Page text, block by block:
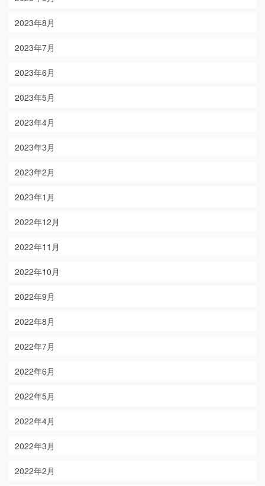
2023年8月
2023年7月
2023年6月
2023年5月
2023年4月
2023年3月
2023年2月
2023年1月
2022年12月
2022年11月
2022年10月
2022年9月
2022年8月
2022年7月
2022年6月
2022年5月
2022年4月
2022年3月
2022年2月